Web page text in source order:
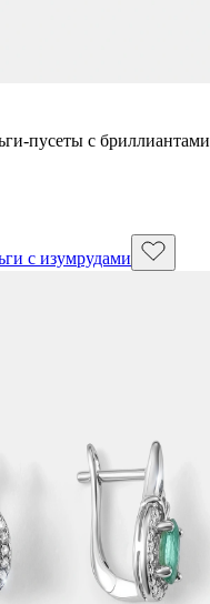
пусеты с бриллиантами
с изумрудами